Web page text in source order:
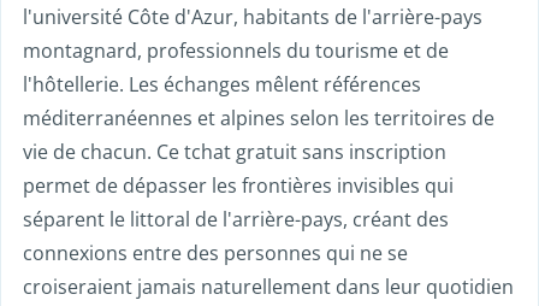
l'université Côte d'Azur, habitants de l'arrière-pays
montagnard, professionnels du tourisme et de
l'hôtellerie. Les échanges mêlent références
méditerranéennes et alpines selon les territoires de
vie de chacun. Ce tchat gratuit sans inscription
permet de dépasser les frontières invisibles qui
séparent le littoral de l'arrière-pays, créant des
connexions entre des personnes qui ne se
croiseraient jamais naturellement dans leur quotidien